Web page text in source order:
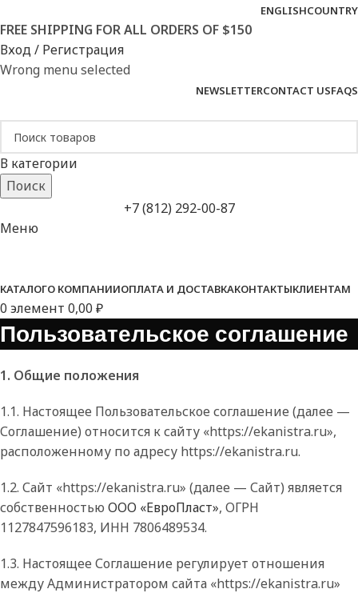
ENGLISHCOUNTRY
FREE SHIPPING FOR ALL ORDERS OF $150
Вход / Регистрация
Wrong menu selected
NEWSLETTERCONTACT USFAQS
В категории
Поиск
+7 (812) 292-00-87
Меню
КАТАЛОГО КОМПАНИИОПЛАТА И ДОСТАВКАКОНТАКТЫКЛИЕНТАМ
0 элемент 0,00 ₽
Пользовательское соглашение
1. Общие положения
1.1. Настоящее Пользовательское соглашение (далее —
Соглашение) относится к сайту «https://ekanistra.ru»,
расположенному по адресу https://ekanistra.ru.
1.2. Сайт «https://ekanistra.ru» (далее — Сайт) является
собственностью ООО «ЕвроПласт», ОГРН
1127847596183, ИНН 7806489534.
1.3. Настоящее Соглашение регулирует отношения
между Администратором сайта «https://ekanistra.ru»